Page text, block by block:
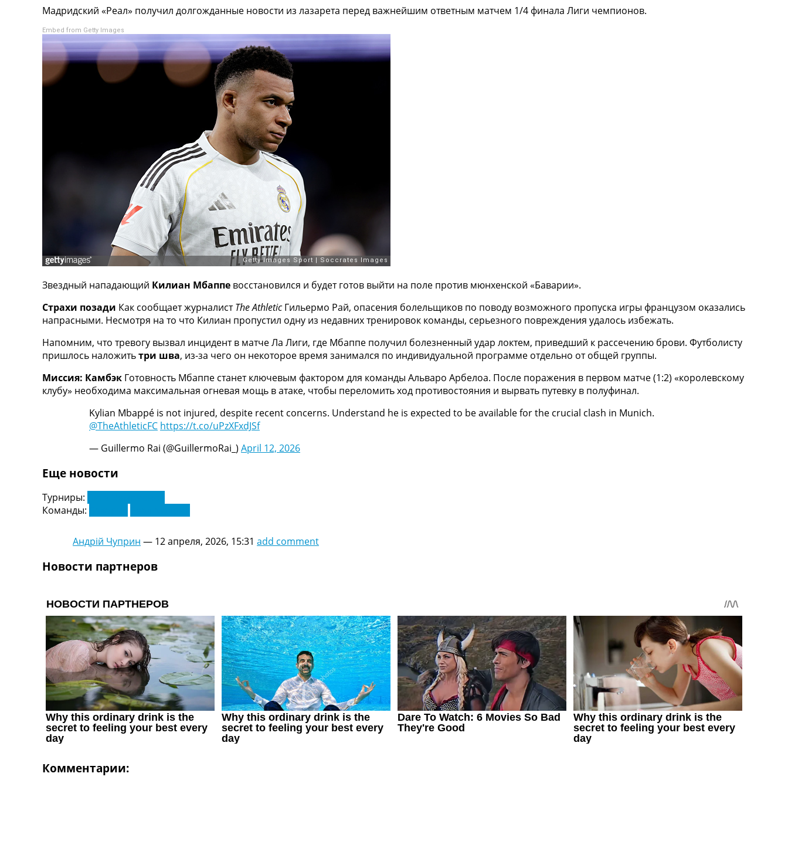
Турниры
Чемпионат Мира
Украина. Премьер-Лига
Украина. Первая Лига
Лига Чемпионов
Англия. Премьер Лига
Таблицы групп Чемпионата Мира
Украина. Премьер-Лига
Украина. Первая Лига
Лига Чемпионов. Таблицы групп
Англия. Премьер-Лига
Испания. Ла Лига
Все таблицы >>>
Рейтинг стран УЕФА
Рейтинг клубов УЕФА
Рейтинг ФИФА
ТВ программа
RU
UA
Categories
Главная
Видео
Трансферы
Новости футбола Украины
Последние комментарии
Конкурс прогнозов
Логин
Правила
Турниры
Украина. Первая Лига
Лига Чемпионов
Англия. Премьер Лига
Испания. Ла Лига
Таблицы
Таблицы групп Чемпионата Мира
Украина. Премьер-Лига
Украина. Первая Лига
Лига Чемпионов. Таблицы групп
Англия. Премьер-Лига
Испания. Ла Лига
Все таблицы >>>
Рейтинги
Рейтинг стран УЕФА
Рейтинг клубов УЕФА
Мадридский «Реал» получил долгожданные новости из лазарета перед важнейшим ответным матчем 1/4 финала Лиги чемпионов.
Embed from Getty Images
Звездный нападающий Килиан Мбаппе восстановился и будет готов выйти на поле против мюнхенской «Баварии».
Страхи позади Как сообщает журналистThe AthleticГильермо Рай, опасения болельщиков по поводу возможного пропуска игры французом оказались
напрасными. Несмотря на то что Килиан пропустил одну из недавних тренировок команды, серьезного повреждения удалось избежать.
Напомним, что тревогу вызвал инцидент в матче Ла Лиги, где Мбаппе получил болезненный удар локтем, приведший к рассечению брови. Футболисту
пришлось наложитьтри шва, из-за чего он некоторое время занимался по индивидуальной программе отдельно от общей группы.
Миссия: Камбэк Готовность Мбаппе станет ключевым фактором для команды Альваро Арбелоа. После поражения в первом матче (1:2) «королевскому
клубу» необходима максимальная огневая мощь в атаке, чтобы переломить ход противостояния и вырвать путевку в полуфинал.
Kylian Mbappé is not injured, despite recent concerns. Understand he is expected to be available for the crucial clash in Munich.
@TheAthleticFC https://t.co/uPzXFxdJSf
— Guillermo Rai (@GuillermoRai_) April 12, 2026
Еще новости
Турниры:
Команды:
Андрій Чуприн — 12 апреля, 2026, 15:31 add comment
Новости партнеров
Комментарии: